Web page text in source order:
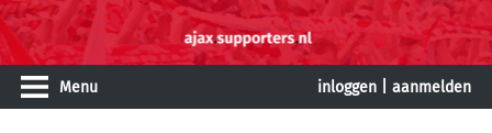
Menu inloggen aanmelden